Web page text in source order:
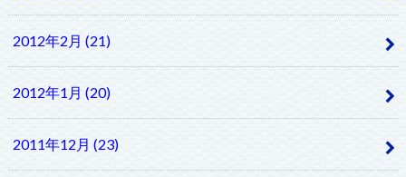
2012年2月 (21)
2012年1月 (20)
2011年12月 (23)